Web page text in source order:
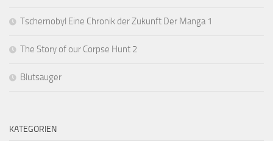
Tschernobyl Eine Chronik der Zukunft Der Manga 1
The Story of our Corpse Hunt 2
Blutsauger
KATEGORIEN